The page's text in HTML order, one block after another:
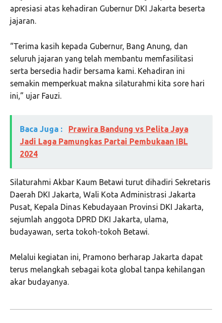
apresiasi atas kehadiran Gubernur DKI Jakarta beserta
jajaran.
“Terima kasih kepada Gubernur, Bang Anung, dan
seluruh jajaran yang telah membantu memfasilitasi
serta bersedia hadir bersama kami. Kehadiran ini
semakin memperkuat makna silaturahmi kita sore hari
ini,” ujar Fauzi.
Baca Juga :
Prawira Bandung vs Pelita Jaya
Jadi Laga Pamungkas Partai Pembukaan IBL
2024
Silaturahmi Akbar Kaum Betawi turut dihadiri Sekretaris
Daerah DKI Jakarta, Wali Kota Administrasi Jakarta
Pusat, Kepala Dinas Kebudayaan Provinsi DKI Jakarta,
sejumlah anggota DPRD DKI Jakarta, ulama,
budayawan, serta tokoh-tokoh Betawi.
Melalui kegiatan ini, Pramono berharap Jakarta dapat
terus melangkah sebagai kota global tanpa kehilangan
akar budayanya.